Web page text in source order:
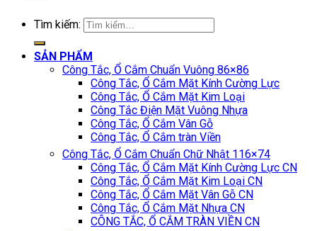
Tìm kiếm:
SẢN PHẨM
Công Tắc, Ổ Cắm Chuẩn Vuông 86×86
Công Tắc, Ổ Cắm Mặt Kính Cường Lực
Công Tắc, Ổ Cắm Mặt Kim Loại
Công Tắc Điện Mặt Vuông Nhựa
Công Tắc, Ổ Cắm Vân Gỗ
Công Tắc, Ổ Cắm tràn Viền
Công Tắc, Ổ Cắm Chuẩn Chữ Nhật 116×74
Công Tắc, Ổ Cắm Mặt Kính Cường Lực CN
Công Tắc, Ổ Cắm Mặt Kim Loại CN
Công Tắc, Ổ Cắm Mặt Vân Gỗ CN
Công Tắc, Ổ Cắm Mặt Nhựa CN
CÔNG TẮC, Ổ CẮM TRÀN VIỀN CN